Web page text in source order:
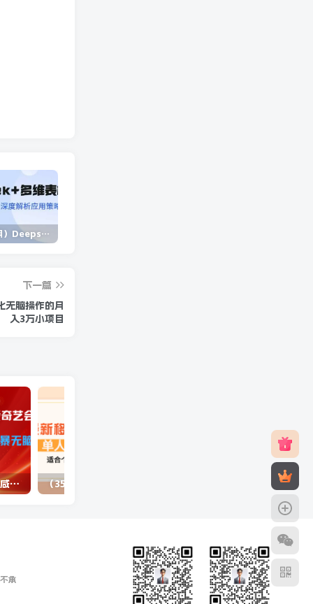
（14280期）Deepseek+多维表格，银行营销新利器，深度解析应用策略，提升营销效果
下一篇
无脑操作的月
入3万小项目
（10784期）最新蓝海项目咸鱼零成本卖爱奇艺会员小白有手就行 无脑操作轻松日入三位数
承